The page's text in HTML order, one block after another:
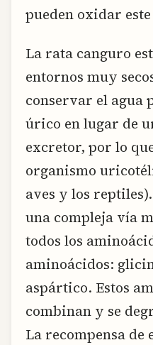
pueden oxidar
La rata canguro
entornos muy
conservar el agua
úrico en lugar de
excretor, por lo
organismo
aves y los
una compleja vía
todos los
aminoácidos:
aspártico. Estos
combinan y se
La recompensa de